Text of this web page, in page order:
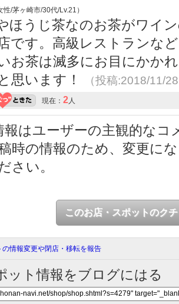
/茅ヶ崎市/30代/Lv.21）
ほうじ茶なのお茶がワイ
です。高級レストランな
お茶は滅多にお目にかか
思います！
（投稿:2018/11/
現在： 2 人
はユーザーの主観的なコ
時の情報のため、変更に
さい。
このお店・スポットのク
の情報変更や閉店・移転を報告
ット情報をブログにはる